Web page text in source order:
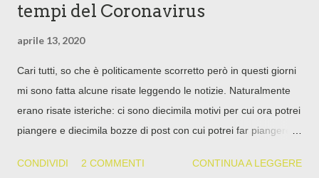
tempi del Coronavirus
aprile 13, 2020
Cari tutti, so che è politicamente scorretto però in questi giorni
mi sono fatta alcune risate leggendo le notizie. Naturalmente
erano risate isteriche: ci sono diecimila motivi per cui ora potrei
piangere e diecimila bozze di post con cui potrei far piangere
morettiana. Ci sono delle volte che davvero rido di gusto: tipo
CONDIVIDI 2 COMMENTI CONTINUA A LEGGERE